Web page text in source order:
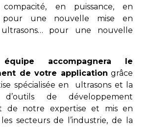
en puissance, en
pour une nouvelle mise en
pour une nouvelle
accompagnera le
de votre application grâce
spécialisée en ultrasons et la
d’outils de développement
de notre expertise et mis en
secteurs de l’industrie, de la